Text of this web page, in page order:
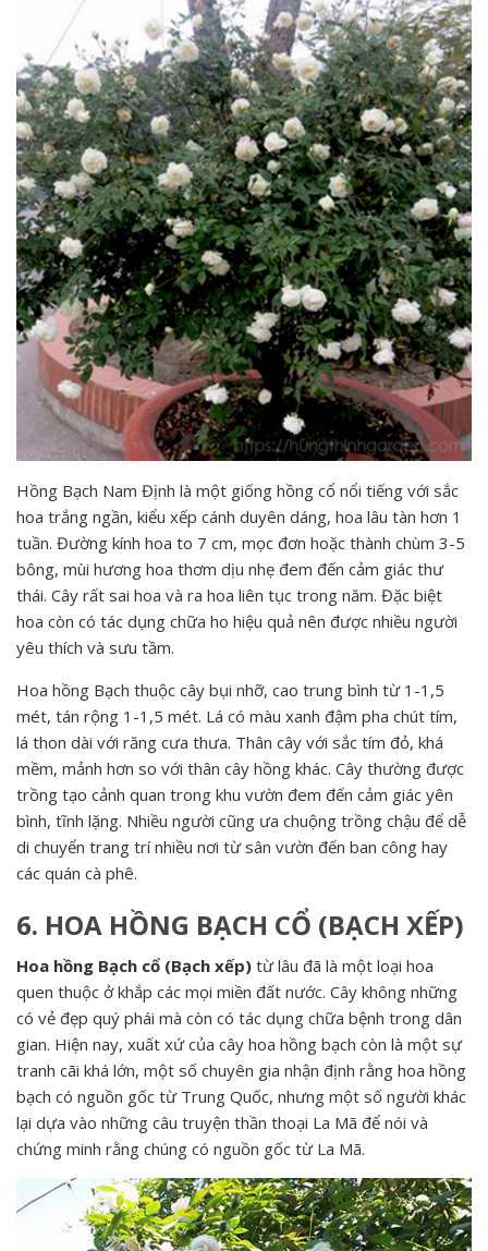
Hồng Bạch Nam Định là một giống hồng cổ nổi tiếng với sắc
hoa trắng ngần, kiểu xếp cánh duyên dáng, hoa lâu tàn hơn 1
tuần. Đường kính hoa to 7 cm, mọc đơn hoặc thành chùm 3-5
bông, mùi hương hoa thơm dịu nhẹ đem đến cảm giác thư
thái. Cây rất sai hoa và ra hoa liên tục trong năm. Đặc biệt
hoa còn có tác dụng chữa ho hiệu quả nên được nhiều người
yêu thích và sưu tầm.
Hoa hồng Bạch thuộc cây bụi nhỡ, cao trung bình từ 1-1,5
mét, tán rộng 1-1,5 mét. Lá có màu xanh đậm pha chút tím,
lá thon dài với răng cưa thưa. Thân cây với sắc tím đỏ, khá
mềm, mảnh hơn so với thân cây hồng khác. Cây thường được
trồng tạo cảnh quan trong khu vườn đem đến cảm giác yên
bình, tĩnh lặng. Nhiều người cũng ưa chuộng trồng chậu để dễ
di chuyển trang trí nhiều nơi từ sân vườn đến ban công hay
các quán cà phê.
6. HOA HỒNG BẠCH CỔ (BẠCH XẾP)
Hoa hồng Bạch cổ (Bạch xếp) từ lâu đã là một loại hoa
quen thuộc ở khắp các mọi miền đất nước. Cây không những
có vẻ đẹp quý phái mà còn có tác dụng chữa bệnh trong dân
gian. Hiện nay, xuất xứ của cây hoa hồng bạch còn là một sự
tranh cãi khá lớn, một số chuyên gia nhận định rằng hoa hồng
bạch có nguồn gốc từ Trung Quốc, nhưng một số người khác
lại dựa vào những câu truyện thần thoại La Mã để nói và
chứng minh rằng chúng có nguồn gốc từ La Mã.